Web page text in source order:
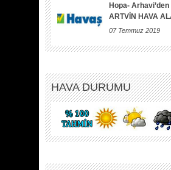
Hopa- Arhavi’den
ARTVİN HAVA
07 Temmuz 2019
HAVA DURUMU